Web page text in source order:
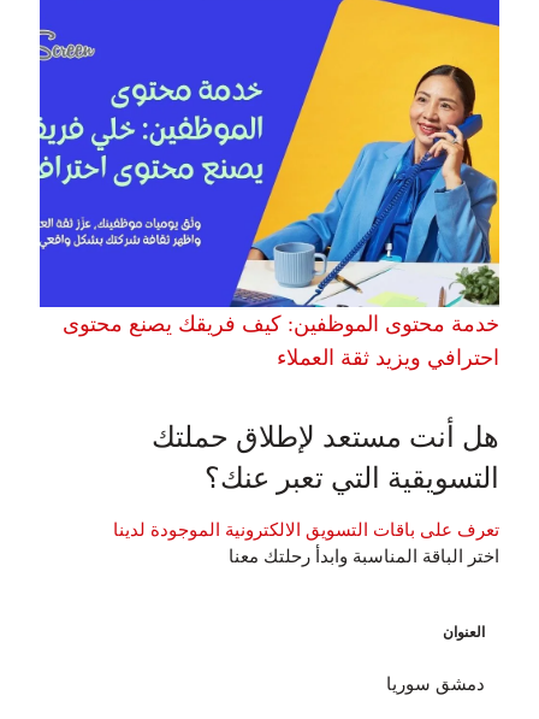
خدمة محتوى الموظفين: كيف فريقك يصنع محتوى
احترافي ويزيد ثقة العملاء
هل أنت مستعد لإطلاق حملتك
التسويقية التي تعبر عنك؟
تعرف على باقات التسويق الالكترونية الموجودة لدينا
اختر الباقة المناسبة وابدأ رحلتك معنا
العنوان
دمشق سوريا